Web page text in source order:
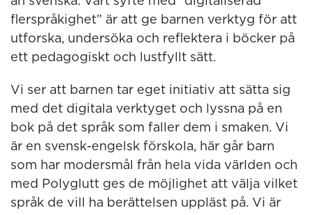
flerspråkighet” är att ge barnen verktyg för att
utforska, undersöka och reflektera i böcker på
ett pedagogiskt och lustfyllt sätt.
Vi ser att barnen tar eget initiativ att sätta sig
med det digitala verktyget och lyssna på en
bok på det språk som faller dem i smaken. Vi
är en svensk-engelsk förskola, här går barn
som har modersmål från hela vida världen och
med Polyglutt ges de möjlighet att välja vilket
språk de vill ha berättelsen uppläst på. Vi är